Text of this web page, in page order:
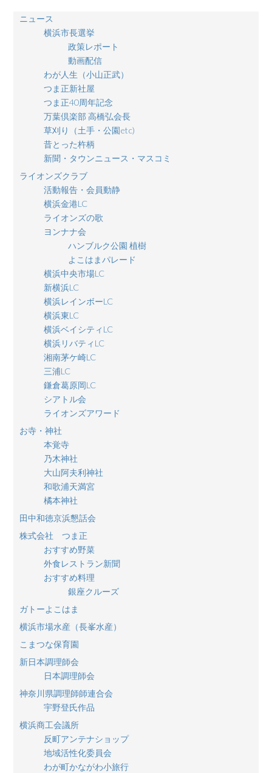
ニュース
横浜市長選挙
政策レポート
動画配信
わが人生（小山正武）
つま正新社屋
つま正40周年記念
万葉倶楽部 高橋弘会長
草刈り（土手・公園etc)
昔とった杵柄
新聞・タウンニュース・マスコミ
ライオンズクラブ
活動報告・会員動静
横浜金港LC
ライオンズの歌
ヨンナナ会
ハンブルク公園 植樹
よこはまパレード
横浜中央市場LC
新横浜LC
横浜レインボーLC
横浜東LC
横浜ベイシティLC
横浜リバティLC
湘南茅ケ崎LC
三浦LC
鎌倉葛原岡LC
シアトル会
ライオンズアワード
お寺・神社
本覚寺
乃木神社
大山阿夫利神社
和歌浦天満宮
橘本神社
田中和徳京浜懇話会
株式会社 つま正
おすすめ野菜
外食レストラン新聞
おすすめ料理
銀座クルーズ
ガトーよこはま
横浜市場水産（長峯水産）
こまつな保育園
新日本調理師会
日本調理師会
神奈川県調理師師連合会
宇野登氏作品
横浜商工会議所
反町アンテナショップ
地域活性化委員会
わが町かながわ小旅行